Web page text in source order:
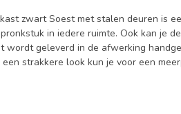
zwart Soest met stalen deuren is
in iedere ruimte. Ook kan je
wordt geleverd in de afwerking
strakkere look kun je voor een